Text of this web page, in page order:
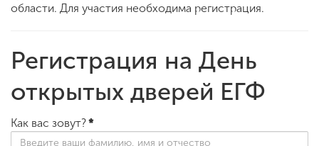
области. Для участия необходима регистрация.
Регистрация на День
открытых дверей ЕГФ
Как вас зовут?*